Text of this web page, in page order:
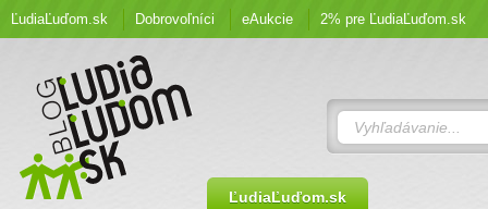
ĽudiaĽuďom.sk Dobrovoľníci eAukcie 2% pre ĽudiaĽuďom.sk
ĽudiaĽuďom.sk